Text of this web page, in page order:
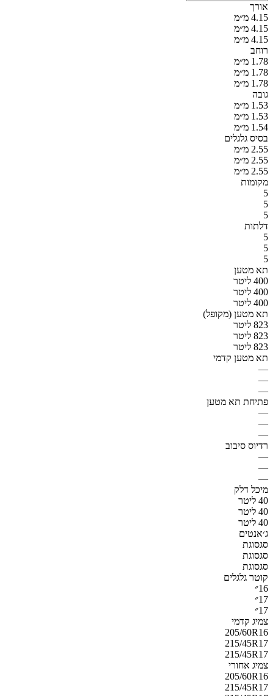
אורך
4.15 מ״מ
4.15 מ״מ
4.15 מ״מ
רוחב
1.78 מ״מ
1.78 מ״מ
1.78 מ״מ
גובה
1.53 מ״מ
1.53 מ״מ
1.54 מ״מ
בסיס גלגלים
2.55 מ״מ
2.55 מ״מ
2.55 מ״מ
מקומות
5
5
5
דלתות
5
5
5
תא מטען
400 ליטר
400 ליטר
400 ליטר
תא מטען (מקופל)
823 ליטר
823 ליטר
823 ליטר
תא מטען קדמי
—
—
—
פתיחת תא מטען
—
—
—
רדיוס סיבוב
—
—
—
מיכל דלק
40 ליטר
40 ליטר
40 ליטר
ג׳אנטים
סגסוגת
סגסוגת
סגסוגת
קוטר גלגלים
16״
17״
17״
צמיג קדמי
205/60R16
215/45R17
215/45R17
צמיג אחורי
205/60R16
215/45R17